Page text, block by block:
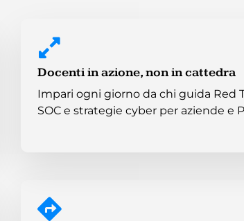
Docenti in azione, non in cattedra
Impari ogni giorno da chi guida Red
SOC e strategie cyber per aziende e